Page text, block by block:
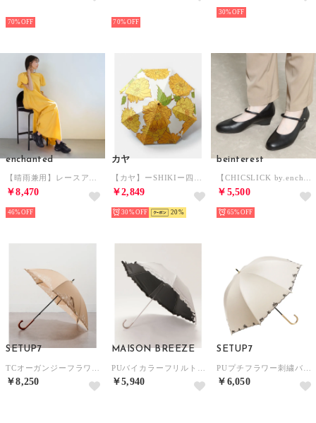
70% 70%
30%
enchanted
￥8,470
46%
カヤ
￥2,849
30% 20
beinterest
￥5,500
65%
SETUP7
￥8,250
MAISON BREEZE
￥5,940
SETUP7
￥6,050